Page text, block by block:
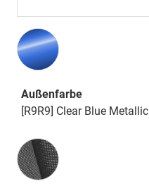
Außenfarbe
[R9R9] Clear Blue Metallic
Innenausstattung